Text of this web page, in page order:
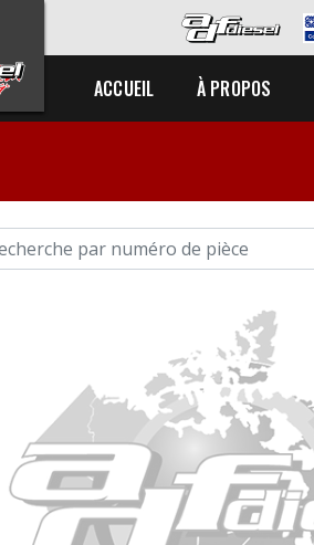
ACCUEIL À PROPOS